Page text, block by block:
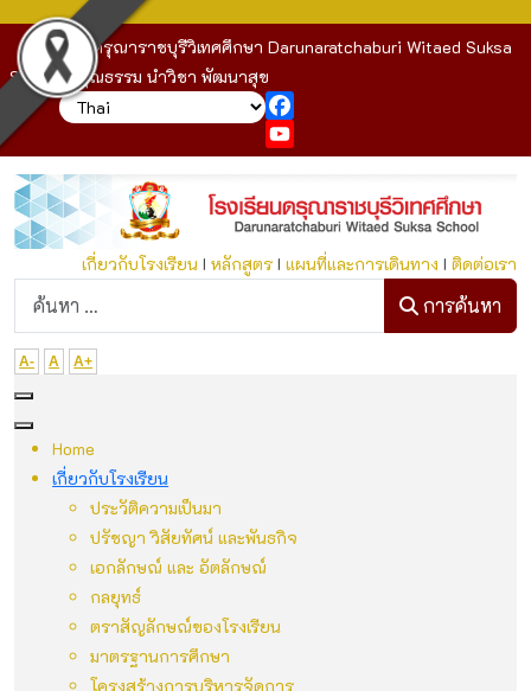
โรงเรียนดรุณาราชบุรีวิเทศศึกษา Darunaratchaburi Witaed Suksa
School : คุณธรรม นำวิชา พัฒนาสุข
YouTube
เกี่ยวกับโรงเรียนI หลักสูตรI แผนที่และการเดินทาง I ติดต่อเรา
ก
การค้นหา
A- A A+
Home
เกี่ยวกับโรงเรียน
ประวัติความเป็นมา
ปรัชญา วิสัยทัศน์ และพันธกิจ
เอกลักษณ์ และ อัตลักษณ์
กลยุทธ์
ตราสัญลักษณ์ของโรงเรียน
มาตรฐานการศึกษา
โครงสร้างการบริหารจัดการ